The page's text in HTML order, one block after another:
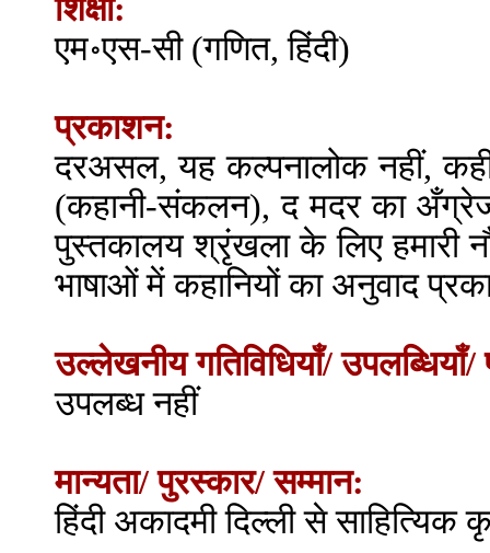
शिक्षा:
एम॰एस-सी (गणित, हिंदी)
प्रकाशन:
दरअसल, यह कल्पनालोक नहीं, कहीं
(कहानी-संकलन), द मदर का
पुस्तकालय श्रृंखला के लिए हमारी
भाषाओं में कहानियों का अनुवाद
उल्लेखनीय गतिविधियाँ/ उपलब्धियाँ/
उपलब्ध नहीं
मान्यता/ पुरस्कार/ सम्मान:
हिंदी अकादमी दिल्ली से साहित्यिक